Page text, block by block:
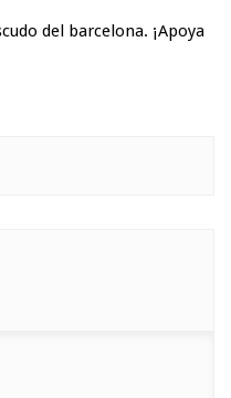
del barcelona. ¡Apoya